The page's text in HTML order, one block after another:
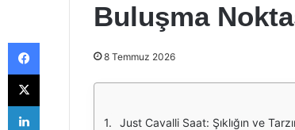
Buluşma
8 Temmuz 2026
Just Cavalli Saat: Şıklığın ve
Facebook
X
LinkedIn